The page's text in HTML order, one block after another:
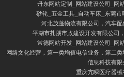
丹东网站定制_网站建设公司_网
砂轮_五金工具_自动车床_东莞市
河北茂蓬物流有限公司，汽车
平湖市扎朋市政建设开发有限公司
常德网站开发_网站建设公司_网
网络文化经营，第一类增值电信业务，第二
信息科技有限
重庆亢瞬医疗器械